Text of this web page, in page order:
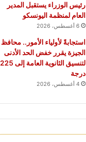
رئيس الوزراء يستقبل المدير
العام لمنظمة اليونسكو
6 أغسطس، 2026
استجابةً لأولياء الأمور.. محافظ
الجيزة يقرر خفض الحد الأدنى
لتنسيق الثانوية العامة إلى 225
درجة
4 أغسطس، 2026